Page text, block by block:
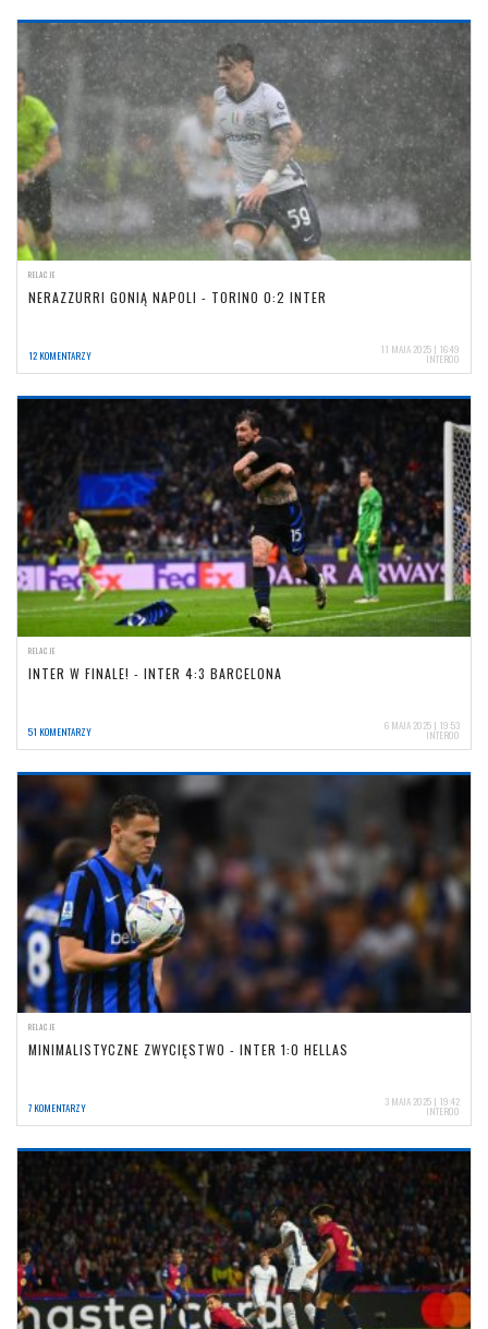
RELACJE
NERAZZURRI GONIĄ NAPOLI - TORINO 0:2 INTER
12 KOMENTARZY 11 MAJA 2025 | 16:49
INTER00
RELACJE
INTER W FINALE! - INTER 4:3 BARCELONA
51 KOMENTARZY 6 MAJA 2025 | 19:53
INTER00
RELACJE
MINIMALISTYCZNE ZWYCIĘSTWO - INTER 1:0 HELLAS
7 KOMENTARZY 3 MAJA 2025 | 19:42
INTER00